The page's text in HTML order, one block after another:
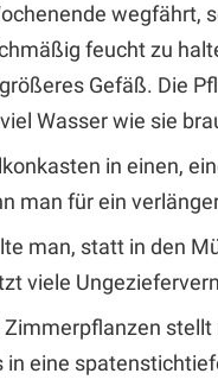
wegfährt,
feucht zu
Gefäß. Die
Wasser wie sie
in einen,
man für ein
man, statt in den
viele
in eine